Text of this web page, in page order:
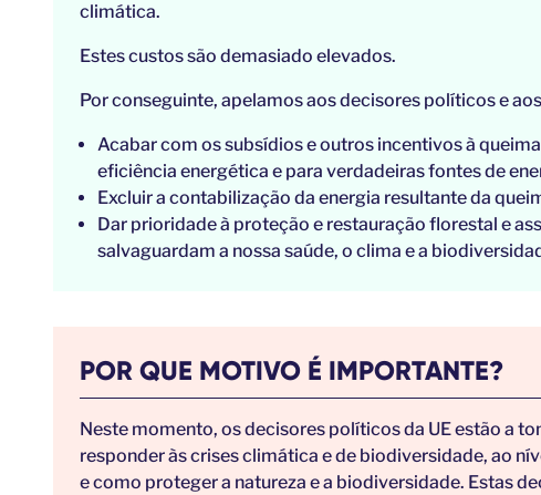
climática.
Estes custos são demasiado elevados.
Por conseguinte, apelamos aos decisores políticos e
Acabar com os subsídios e outros incentivos à
eficiência energética e para verdadeiras fontes de
Excluir a contabilização da energia resultante da
Dar prioridade à proteção e restauração florestal e
salvaguardam a nossa saúde, o clima e a
POR QUE MOTIVO É IMPORTANTE?
Neste momento, os decisores políticos da UE estão a
responder às crises climática e de biodiversidade, ao
e como proteger a natureza e a biodiversidade. Estas